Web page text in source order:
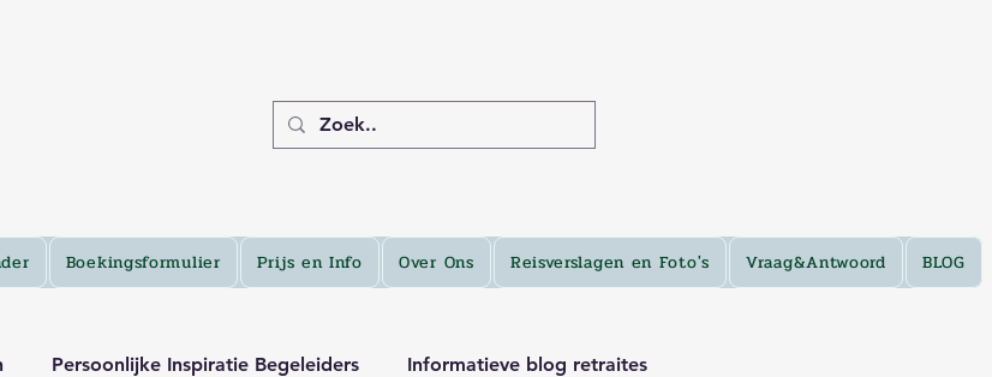
Boekingsformulier Prijs en Info Over Ons Reisverslagen en Foto's Vraag&Antwoord BLOG
Persoonlijke Inspiratie Begeleiders Informatieve blog retraites